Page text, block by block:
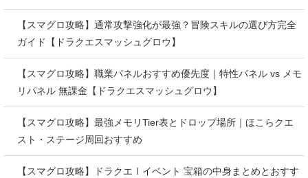
【スマグロ攻略】通常攻撃強化が最強？冒険スキルの選び方完全
ガイド【ドラクエスマッシュグロウ】
【スマグロ攻略】職業パネルおすすめ優先度｜特性パネル vs メモ
リパネル 無課金【ドラクエスマッシュグロウ】
【スマグロ攻略】最強メモリTier表とドロップ場所｜ほこらクエ
スト・ステージ周回おすすめ
【スマグロ攻略】ドラクエⅠイベント 宝箱の中身まとめとおすす